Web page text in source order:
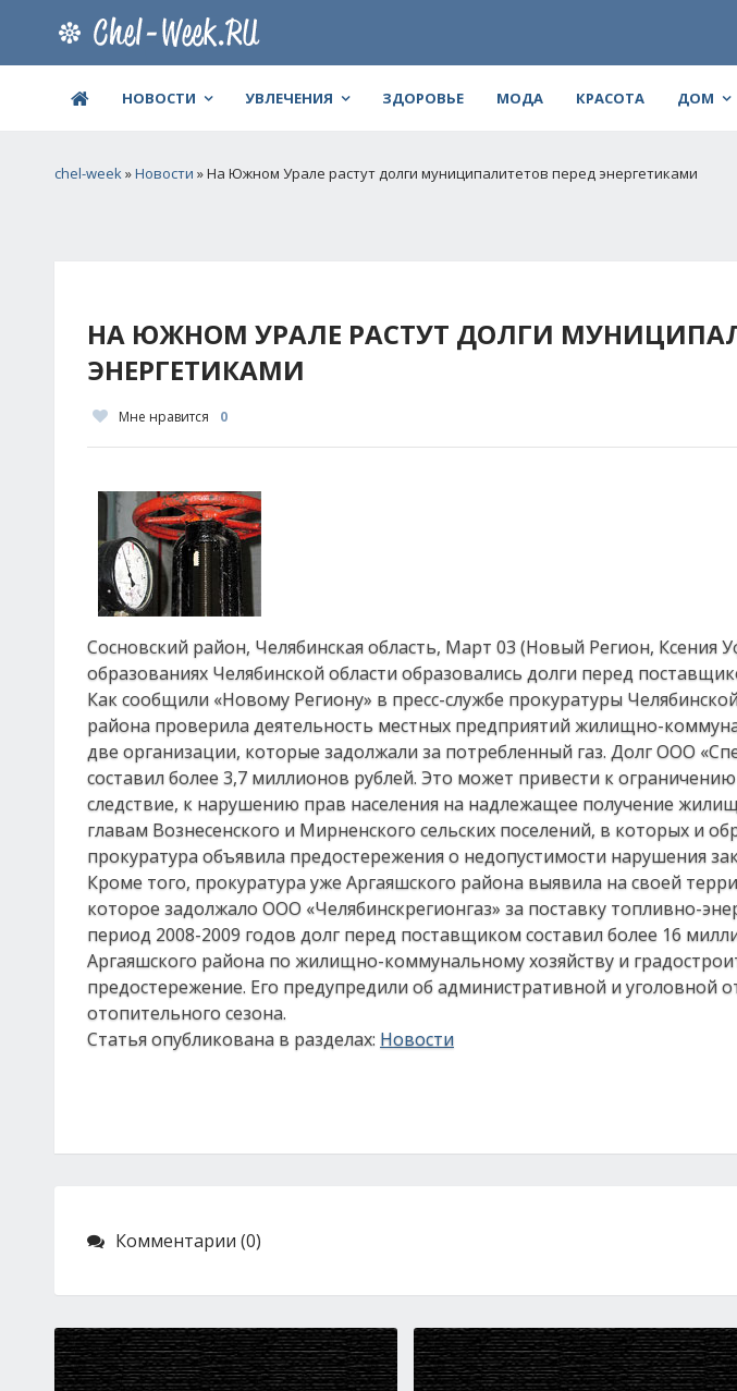
НОВОСТИ УВЛЕЧЕНИЯ ЗДОРОВЬЕ МОДА КРАСОТА ДОМ
chel-week»Новости » На Южном Урале растут долги муниципалитетов перед энергетиками
НА ЮЖНОМ УРАЛЕ РАСТУТ ДОЛГИ
ЭНЕРГЕТИКАМИ
Мне нравится 0
Сосновский район, Челябинская область, Март 03 (Новый Регион,
образованиях Челябинской области образовались долги перед
Как сообщили «Новому Региону» в пресс-службе прокуратуры
района проверила деятельность местных предприятий жилищно-
две организации, которые задолжали за потребленный газ. Долг ООО
составил более 3,7 миллионов рублей. Это может привести к
следствие, к нарушению прав населения на надлежащее получение
главам Вознесенского и Мирненского сельских поселений, в которых и
прокуратура объявила предостережения о недопустимости нарушения
Кроме того, прокуратура уже Аргаяшского района выявила на своей
которое задолжало ООО «Челябинскрегионгаз» за поставку топливно-
период 2008-2009 годов долг перед поставщиком составил более 16
Аргаяшского района по жилищно-коммунальному хозяйству и
предостережение. Его предупредили об административной и уголовной
отопительного сезона.
Статья опубликована в разделах: Новости
Комментарии (0)